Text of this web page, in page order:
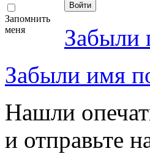
Запомнить
меня
Забыли
Забыли имя
Нашли
и отправьте